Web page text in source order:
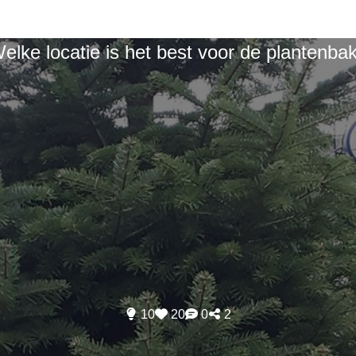
locatie is het best voor de
10 20 0 2
ideeën werden reeds